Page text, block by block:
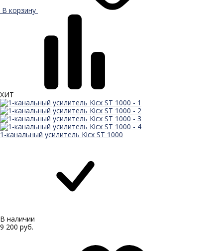
В корзину
ХИТ
1-канальный усилитель Kicx ST 1000
В наличии
9 200 руб.